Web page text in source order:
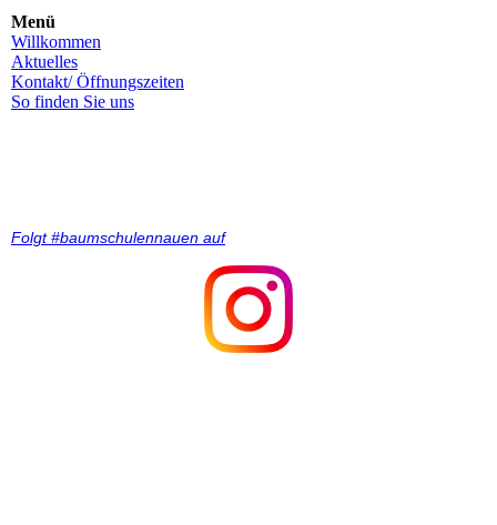
Menü
Willkommen
Aktuelles
Kontakt/ Öffnungszeiten
So finden Sie uns
Folgt #baumschulennauen auf